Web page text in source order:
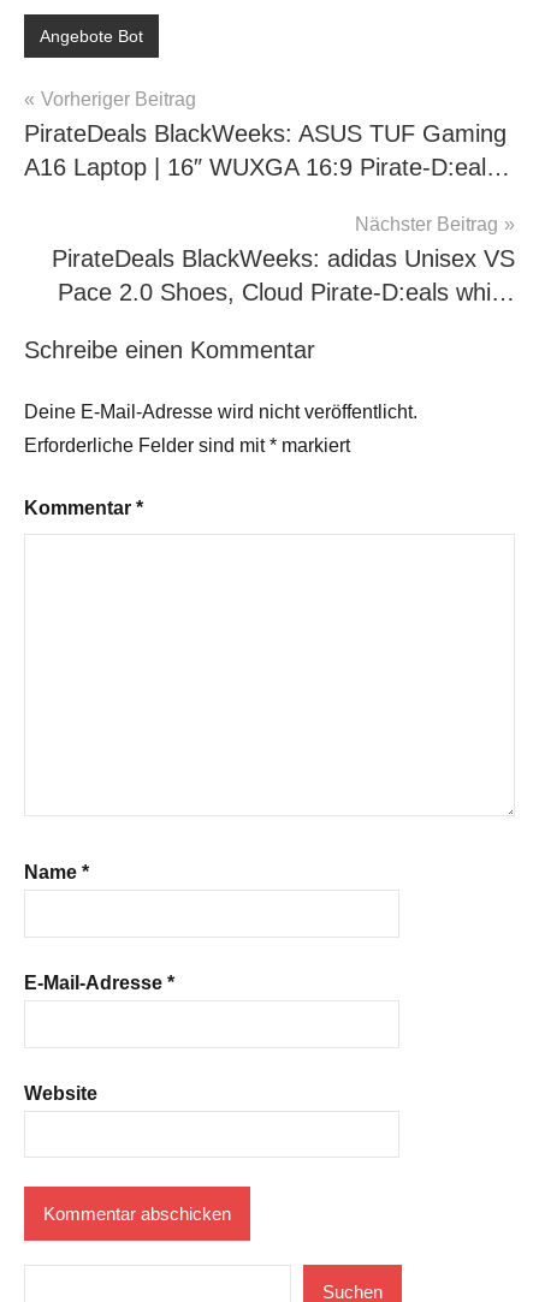
Angebote Bot
Beitragsnavigation
Vorheriger Beitrag
PirateDeals BlackWeeks: ASUS TUF Gaming
A16 Laptop | 16″ WUXGA 16:9 Pirate-D:eal…
Nächster Beitrag
PirateDeals BlackWeeks: adidas Unisex VS
Pace 2.0 Shoes, Cloud Pirate-D:eals whi…
Schreibe einen Kommentar
Deine E-Mail-Adresse wird nicht veröffentlicht.
Erforderliche Felder sind mit* markiert
Kommentar *
Name *
E-Mail-Adresse *
Website
Suchen